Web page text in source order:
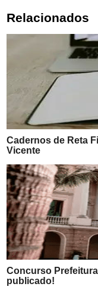
Relacionados
Cadernos de Reta
Vicente
Concurso
publicado!